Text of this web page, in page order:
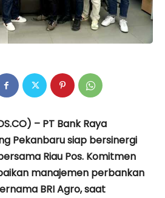
– PT Bank Raya
Pekanbaru siap bersinergi
Riau Pos. Komitmen
manajemen perbankan
BRI Agro, saat